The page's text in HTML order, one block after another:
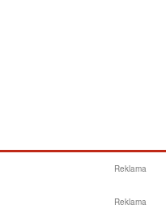
Reklama
Reklama